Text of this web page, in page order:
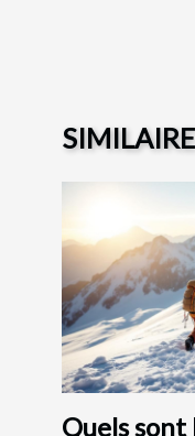
SIMILAIRE
Quels sont